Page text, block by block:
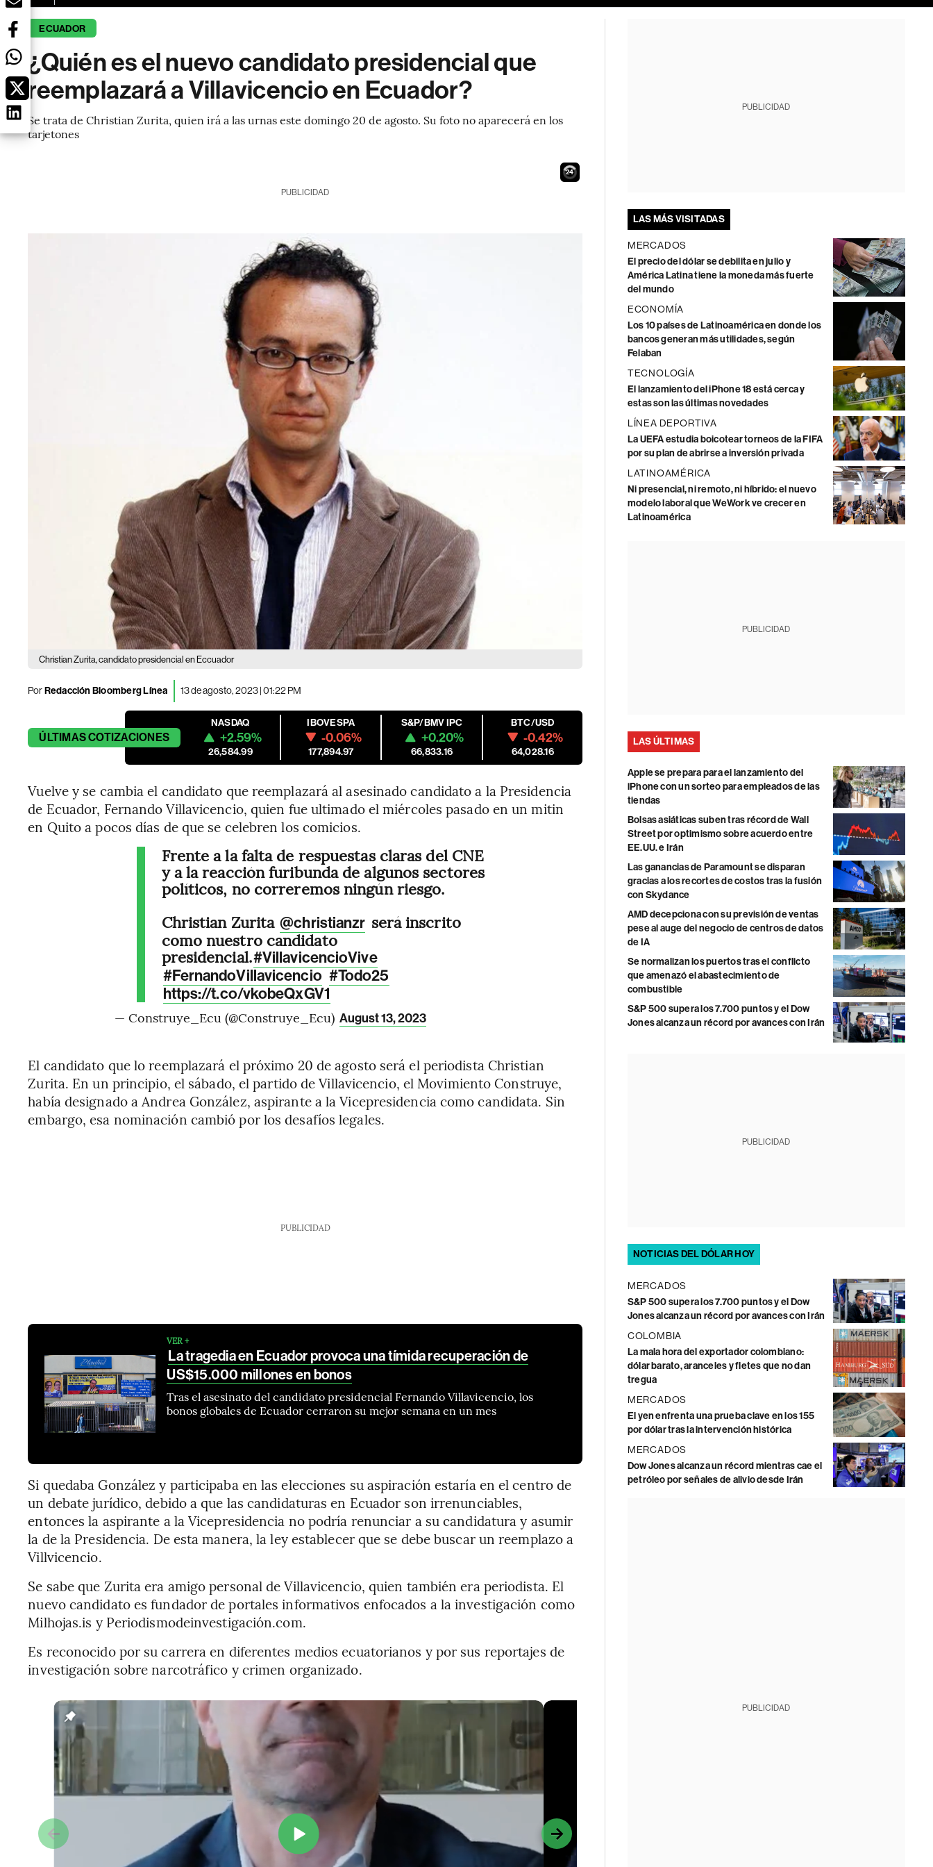
ECUADOR
¿Quién es el nuevo candidato presidencial que
reemplazará a Villavicencio en Ecuador?
Se trata de Christian Zurita, quien irá a las urnas este domingo 20 de agosto. Su foto no aparecerá en los
tarjetones
23
PUBLICIDAD
Christian Zurita, candidato presidencial en Eccuador
PorRedacción Bloomberg Línea 13 de agosto, 2023 | 01:22 PM
ÚLTIMASCOTIZACIONES
NASDAQ
+2.59%
26,584.99
IBOVESPA
-0.06%
177,894.97
S&P/BMV IPC
+0.20%
66,833.16
BTC/USD
-0.42%
64,028.16
Vuelve y se cambia el candidato que reemplazará al asesinado candidato a la Presidencia
de Ecuador, Fernando Villavicencio, quien fue ultimado el miércoles pasado en un mitin
en Quito a pocos días de que se celebren los comicios.
Frente a la falta de respuestas claras del CNE
y a la reacción furibunda de algunos sectores
políticos, no correremos ningún riesgo.
Christian Zurita @christianzr será inscrito
como nuestro candidato
presidencial.#VillavicencioVive
#FernandoVillavicencio #Todo25
https://t.co/vkobeQxGV1
— Construye_Ecu (@Construye_Ecu) August 13, 2023
El candidato que lo reemplazará el próximo 20 de agosto será el periodista Christian
Zurita. En un principio, el sábado, el partido de Villavicencio, el Movimiento Construye,
había designado a Andrea González, aspirante a la Vicepresidencia como candidata. Sin
embargo, esa nominación cambió por los desafíos legales.
PUBLICIDAD
VER +
La tragedia en Ecuador provoca una tímida recuperación de
US$15.000 millones en bonos
Tras el asesinato del candidato presidencial Fernando Villavicencio, los
bonos globales de Ecuador cerraron su mejor semana en un mes
Si quedaba González y participaba en las elecciones su aspiración estaría en el centro de
un debate jurídico, debido a que las candidaturas en Ecuador son irrenunciables,
entonces la aspirante a la Vicepresidencia no podría renunciar a su candidatura y asumir
la de la Presidencia. De esta manera, la ley establecer que se debe buscar un reemplazo a
Villvicencio.
Se sabe que Zurita era amigo personal de Villavicencio, quien también era periodista. El
nuevo candidato es fundador de portales informativos enfocados a la investigación como
Milhojas.is y Periodismodeinvestigación.com.
Es reconocido por su carrera en diferentes medios ecuatorianos y por sus reportajes de
investigación sobre narcotráfico y crimen organizado.
PUBLICIDAD
LAS MÁS VISITADAS
MERCADOS
El precio del dólar se debilita en julio y
América Latina tiene la moneda más fuerte
del mundo
ECONOMÍA
Los 10 países de Latinoamérica en donde los
bancos generan más utilidades, según
Felaban
TECNOLOGÍA
El lanzamiento del iPhone 18 está cerca y
estas son las últimas novedades
LÍNEA DEPORTIVA
La UEFA estudia boicotear torneos de la FIFA
por su plan de abrirse a inversión privada
LATINOAMÉRICA
Ni presencial, ni remoto, ni híbrido: el nuevo
modelo laboral que WeWork ve crecer en
Latinoamérica
PUBLICIDAD
LAS ÚLTIMAS
Apple se prepara para el lanzamiento del
iPhone con un sorteo para empleados de las
tiendas
Bolsas asiáticas suben tras récord de Wall
Street por optimismo sobre acuerdo entre
EE.UU. e Irán
Las ganancias de Paramount se disparan
gracias a los recortes de costos tras la fusión
con Skydance
AMD decepciona con su previsión de ventas
pese al auge del negocio de centros de datos
de IA
Se normalizan los puertos tras el conflicto
que amenazó el abastecimiento de
combustible
S&P 500 supera los 7.700 puntos y el Dow
Jones alcanza un récord por avances con Irán
PUBLICIDAD
NOTICIAS DEL DÓLAR HOY
MERCADOS
S&P 500 supera los 7.700 puntos y el Dow
Jones alcanza un récord por avances con Irán
COLOMBIA
La mala hora del exportador colombiano:
dólar barato, aranceles y fletes que no dan
tregua
MERCADOS
El yen enfrenta una prueba clave en los 155
por dólar tras la intervención histórica
MERCADOS
Dow Jones alcanza un récord mientras cae el
petróleo por señales de alivio desde Irán
PUBLICIDAD